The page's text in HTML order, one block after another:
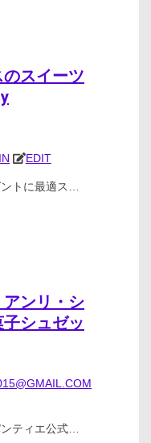
スイーツ
EDIT
トに最適ス…
ンリ・シ
シュゼッ
ティエ公式…